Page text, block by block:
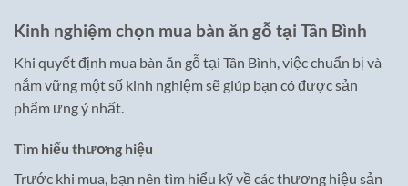
Kinh nghiệm chọn mua bàn ăn gỗ tại Tân Bình
Khi quyết định mua bàn ăn gỗ tại Tân Bình, việc chuẩn bị và
nắm vững một số kinh nghiệm sẽ giúp bạn có được sản
phẩm ưng ý nhất.
Tìm hiểu thương hiệu
Trước khi mua, bạn nên tìm hiểu kỹ về các thương hiệu sản